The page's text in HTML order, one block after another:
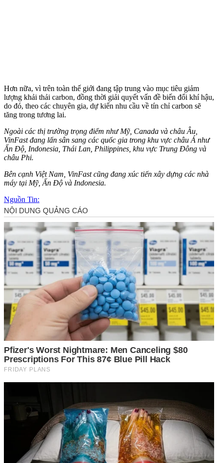
Hơn nữa, vì trên toàn thế giới đang tập trung vào mục tiêu giảm
lượng khải thải carbon, đồng thời giải quyết vấn đề biến đổi khí hậu,
do đó, theo các chuyên gia, dự kiến nhu cầu về tín chỉ carbon sẽ
tăng trong tương lai.
Ngoài các thị trường trọng điểm như Mỹ, Canada và châu Âu,
VinFast đang lấn sân sang các quốc gia trong khu vực châu Á như
Ấn Độ, Indonesia, Thái Lan, Philippines, khu vực Trung Đông và
châu Phi.
Bên cạnh Việt Nam, VinFast cũng đang xúc tiến xây dựng các nhà
máy tại Mỹ, Ấn Độ và Indonesia.
Nguồn Tin: